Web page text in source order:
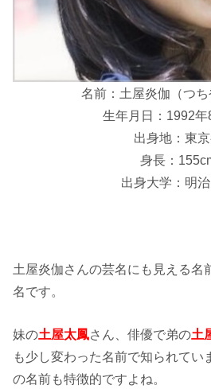
名前：土屋炎伽（つち
生年月日：1992年
出身地：東
身長：
出身大学：明
土屋炎伽さんの芸名にも見える名
名です。
妹の土屋太鳳さん、俳優で弟の土
も少し変わった名前で知られてい
の名前も特徴的ですよね。